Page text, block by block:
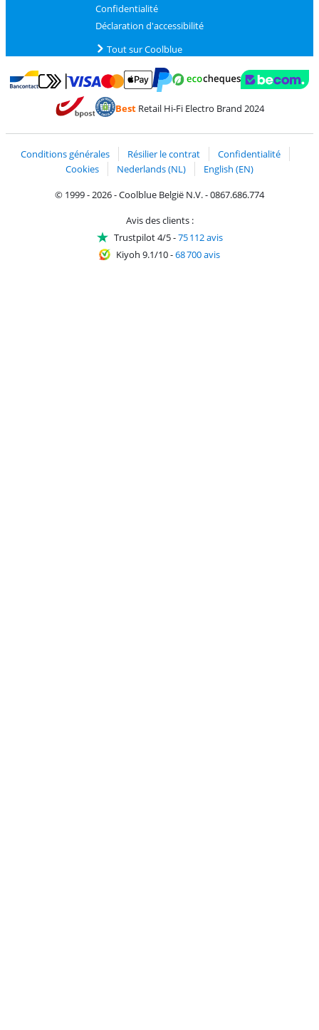
Confidentialité
Déclaration d'accessibilité
Tout sur Coolblue
Payer avec Bancontact
Payer avec MasterCard et Visa via ClickToPay
Payer avec PayPal
BestRetail Hi-Fi Electro Brand 2024
Conditions générales Résilier le contrat
Confidentialité
Cookies
Nederlands (NL)
English (EN)
© 1999 - 2026 - Coolblue België N.V. - 0867.686.774
Avis des clients :
Trustpilot 4/5-75 112 avis
Kiyoh 9.1/10-68 700 avis